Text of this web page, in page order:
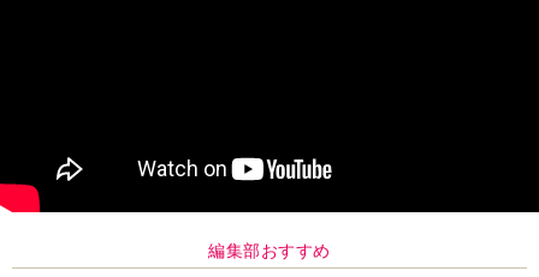
編集部おすすめ